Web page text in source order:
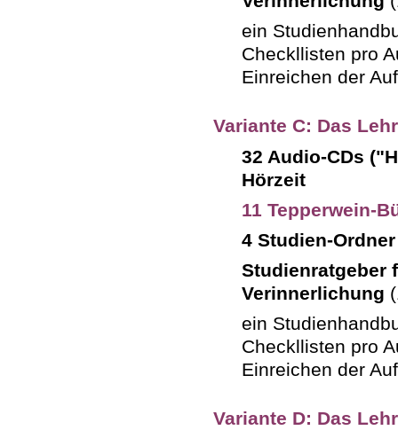
ein
Checkllisten pro
Einreichen der
Variante C: Das
32 Audio-CDs
Hörzeit
11 Tepperwein-
4 Studien-
Studienratgeber
Verinnerlichung
ein
Checkllisten pro
Einreichen der
Variante D: Das